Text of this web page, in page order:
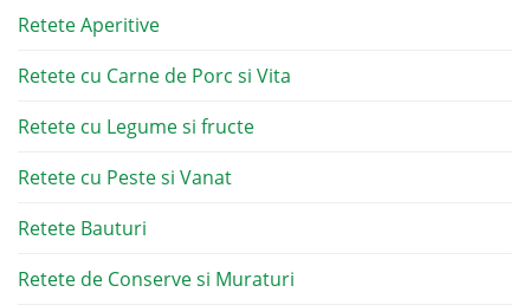
Retete Aperitive
Retete cu Carne de Porc si Vita
Retete cu Legume si fructe
Retete cu Peste si Vanat
Retete Bauturi
Retete de Conserve si Muraturi